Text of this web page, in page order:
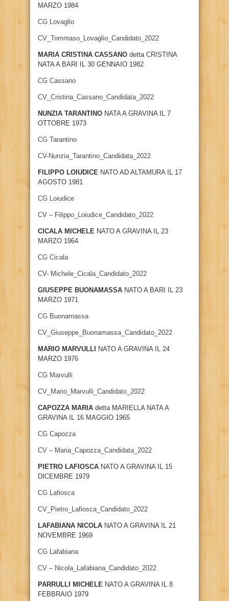
MARZO 1984
CG Lovaglio
CV_Tommaso_Lovaglio_Candidato_2022
MARIA CRISTINA CASSANO detta CRISTINA
NATA A BARI IL 30 GENNAIO 1982
CG Cassano
CV_Cristina_Cassano_Candidata_2022
NUNZIA TARANTINO NATA A GRAVINA IL 7
OTTOBRE 1973
CG Tarantino
CV-Nunzia_Tarantino_Candidata_2022
FILIPPO LOIUDICE NATO AD ALTAMURA IL 17
AGOSTO 1981
CG Loiudice
CV – Filippo_Loiudice_Candidato_2022
CICALA MICHELE NATO A GRAVINA IL 23
MARZO 1964
CG Cicala
CV- Michele_Cicala_Candidato_2022
GIUSEPPE BUONAMASSA NATO A BARI IL 23
MARZO 1971
CG Buonamassa
CV_Giuseppe_Buonamassa_Candidato_2022
MARIO MARVULLI NATO A GRAVINA IL 24
MARZO 1976
CG Marvulli
CV_Mario_Marvulli_Candidato_2022
CAPOZZA MARIA detta MARIELLA NATA A
GRAVINA IL 16 MAGGIO 1965
CG Capozza
CV – Maria_Capozza_Candidata_2022
PIETRO LAFIOSCA NATO A GRAVINA IL 15
DICEMBRE 1979
CG Lafiosca
CV_Pietro_Lafiosca_Candidato_2022
LAFABIANA NICOLA NATO A GRAVINA IL 21
NOVEMBRE 1969
CG Lafabiana
CV – Nicola_Lafabiana_Candidato_2022
PARRULLI MICHELE NATO A GRAVINA IL 8
FEBBRAIO 1979